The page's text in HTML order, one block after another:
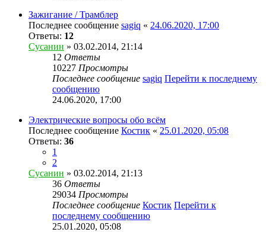
Зажигание / Трамблер
Последнее сообщение sagiq « 24.06.2020, 17:00
Ответы: 12
Сусанин » 03.02.2014, 21:14
12 Ответы
10227 Просмотры
Последнее сообщение sagiq Перейти к последнему
сообщению
24.06.2020, 17:00
Электрические вопросы обо всём
Последнее сообщение Костик « 25.01.2020, 05:08
Ответы: 36
1
2
Сусанин » 03.02.2014, 21:13
36 Ответы
29034 Просмотры
Последнее сообщение Костик Перейти к
последнему сообщению
25.01.2020, 05:08